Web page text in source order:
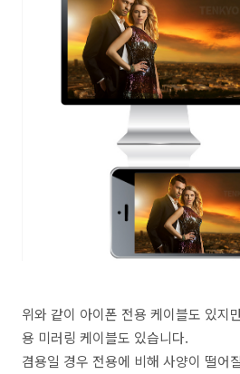
위와 같이 아이폰 전용 케이블도 있지
용 미러링 케이블도 있습니다.
겸용일 경우 전용에 비해 사양이 떨어